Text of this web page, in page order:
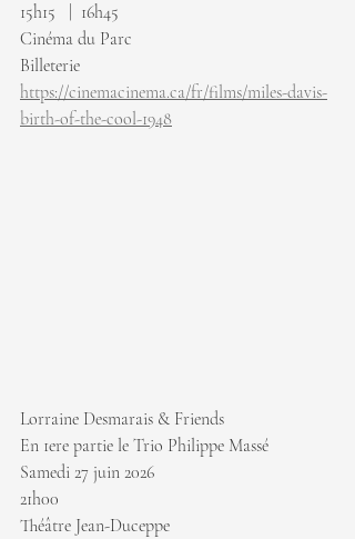
15h15   |  16h45
Cinéma du Parc
Billeterie
https://cinemacinema.ca/fr/films/miles-davis-
birth-of-the-cool-1948
Lorraine Desmarais & Friends
En 1ere partie le Trio Philippe Massé
Samedi 27 juin 2026
21h00
Théâtre Jean-Duceppe